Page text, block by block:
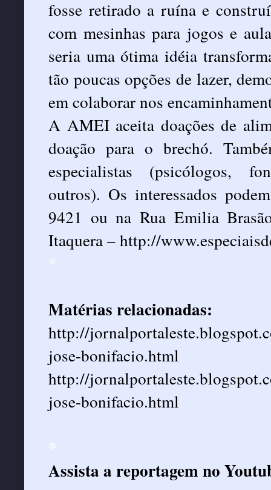
fosse retirado a ruína e
com mesinhas para jogos e
seria uma ótima idéia
tão poucas opções de lazer,
em colaborar nos
A AMEI aceita doações de
doação para o brechó.
especialistas (psicólogos,
outros). Os interessados
9421 ou na Rua Emilia
Itaquera –http://
*
Matérias relacionadas:
http://
jose-bonifacio.html
http://
jose-bonifacio.html
*
Assista a reportagem no